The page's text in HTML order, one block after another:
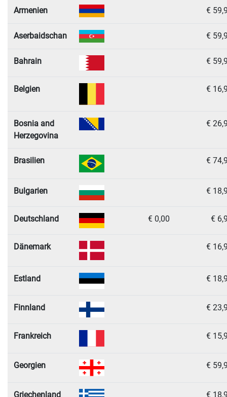
Armenien €
Aserbaidschan €
Bahrain €
Belgien €
Bosnia and
Herzegovina
€
Brasilien €
Bulgarien €
Deutschland € 0,00 €
Dänemark €
Estland €
Finnland €
Frankreich €
Georgien €
Griechenland €